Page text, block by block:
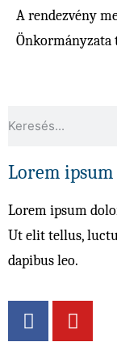
A rendezvény
Önkormányzata
Lorem ipsum
Lorem ipsum
Ut elit tellus,
dapibus leo.